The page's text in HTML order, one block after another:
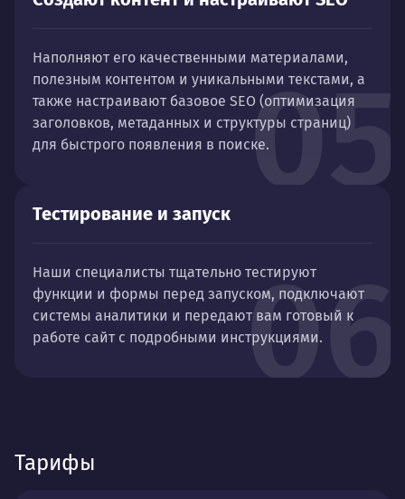
05
Наполняют его качественными материалами,
полезным контентом и уникальными текстами, а
также настраивают базовое SEO (оптимизация
заголовков, метаданных и структуры страниц)
для быстрого появления в поиске.
06
Тестирование и запуск
Наши специалисты тщательно тестируют
функции и формы перед запуском, подключают
системы аналитики и передают вам готовый к
работе сайт с подробными инструкциями.
Тарифы